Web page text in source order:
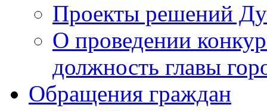
Проекты решений
О проведении
должность главы
Обращения граждан